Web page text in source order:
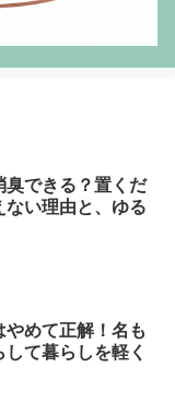
臭できる？置くだ
ない理由と、ゆる
めて正解！名も
て暮らしを軽く